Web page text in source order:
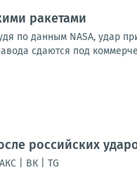
ракетами
по данным NASA, удар
сдаются под
российских
| ВК | TG